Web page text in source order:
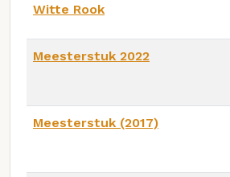
Witte Rook
Meesterstuk 2022
Meesterstuk (2017)